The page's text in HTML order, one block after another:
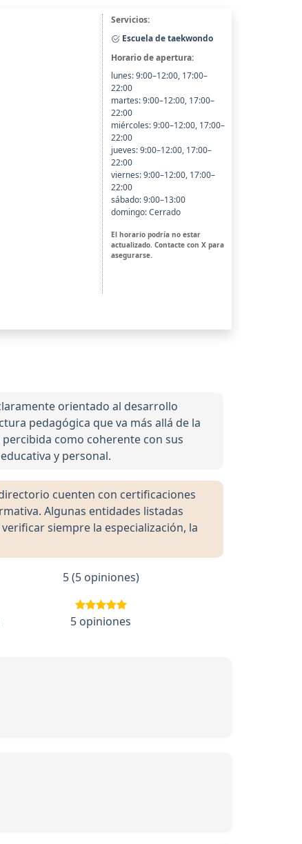
Servicios:
Escuela de taekwondo
Horario de apertura:
lunes: 9:00–12:00, 17:00–
22:00
martes: 9:00–12:00, 17:00–
22:00
miércoles: 9:00–12:00, 17:00–
22:00
jueves: 9:00–12:00, 17:00–
22:00
viernes: 9:00–12:00, 17:00–
22:00
sábado: 9:00–13:00
domingo: Cerrado
El horario podría no estar
actualizado. Contacte con X para
asegurarse.
orientado al desarrollo
pedagógica que va más allá de la
como coherente con sus
y personal.
cuenten con certificaciones
Algunas entidades listadas
siempre la especialización, la
5 (5 opiniones)
5 opiniones